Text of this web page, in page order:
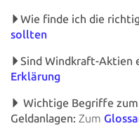
Wie finde ich die
sollten
Sind Windkraft-Aktien
Erklärung
Wichtige Begriffe
Geldanlagen: Zum